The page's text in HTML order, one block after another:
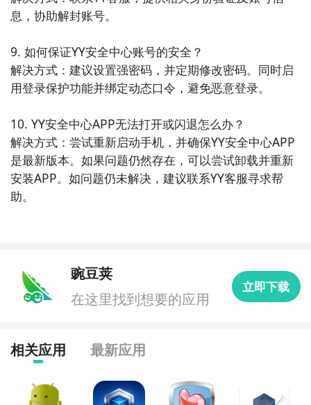
息，协助解封账号。
9. 如何保证YY安全中心账号的安全？
解决方式：建议设置强密码，并定期修改密码。同时启
用登录保护功能并绑定动态口令，避免恶意登录。
10. YY安全中心APP无法打开或闪退怎么办？
解决方式：尝试重新启动手机，并确保YY安全中心APP
是最新版本。如果问题仍然存在，可以尝试卸载并重新
安装APP。如问题仍未解决，建议联系YY客服寻求帮
助。
豌豆荚
在这里找到想要的应用
立即下载
相关应用 最新应用